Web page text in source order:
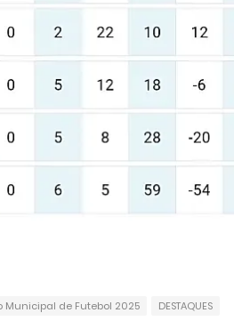
Municipal de Futebol 2025
DESTAQUES